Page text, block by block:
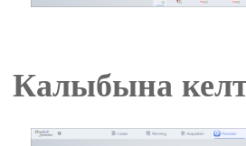
Калыбына